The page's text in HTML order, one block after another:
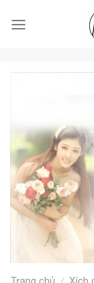
Trang chủ Xích